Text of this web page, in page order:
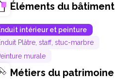
Éléments du bâtiment
intérieur et peinture
Plâtre, staff, stuc-marbre
murale
Métiers du patrimoine